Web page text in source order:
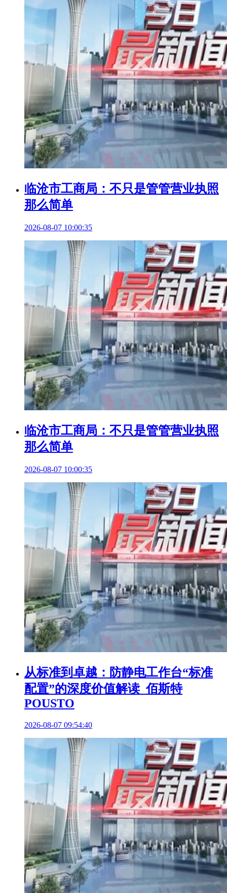
临沧市工商局：不只是管管营业执照
那么简单
2026-08-07 10:00:35
临沧市工商局：不只是管管营业执照
那么简单
2026-08-07 10:00:35
从标准到卓越：防静电工作台“标准
配置”的深度价值解读_佰斯特
POUSTO
2026-08-07 09:54:40